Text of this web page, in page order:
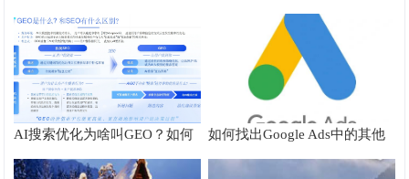
AI搜索优化为啥叫GEO？如何
在AI搜索中获得排名？
如何找出Google Ads中的其他
搜索字词